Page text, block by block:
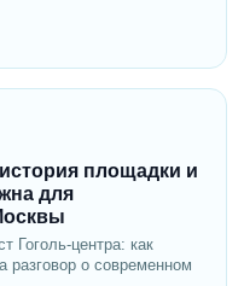
площадки и
для
Гоголь-центра: как
разговор о современном